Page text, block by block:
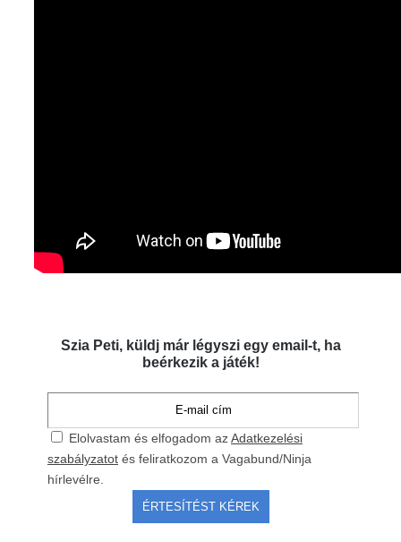
Szia Peti, küldj már légyszi egy email-t, ha
beérkezik a játék!
Elolvastam és elfogadom azAdatkezelési
szabályzatot és feliratkozom a Vagabund/Ninja
hírlevélre.